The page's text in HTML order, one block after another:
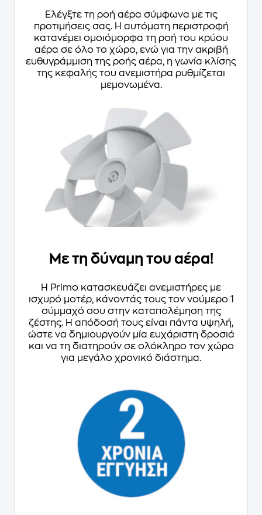
Ελέγξτε τη ροή αέρα σύμφωνα με τις
προτιμήσεις σας. Η αυτόματη περιστροφή
κατανέμει ομοιόμορφα τη ροή του κρύου
αέρα σε όλο το χώρο, ενώ για την ακριβή
ευθυγράμμιση της ροής αέρα, η γωνία κλίσης
της κεφαλής του ανεμιστήρα ρυθμίζεται
μεμονωμένα.
Με τη δύναμη του αέρα!
Η Primo κατασκευάζει ανεμιστήρες με
ισχυρό μοτέρ, κάνοντάς τους τον νούμερο 1
σύμμαχό σου στην καταπολέμηση της
ζέστης. Η απόδοσή τους είναι πάντα υψηλή,
ώστε να δημιουργούν μία ευχάριστη δροσιά
και να τη διατηρούν σε ολόκληρο τον χώρο
για μεγάλο χρονικό διάστημα.